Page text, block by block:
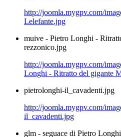
http://joomla.mygpv.com/
Lelefante.jpg
muive - Pietro Longhi -
rezzonico.jpg
http://joomla.mygpv.com/
Longhi - Ritratto del gigante
pietrolonghi-il_cavadenti.jpg
http://joomla.mygpv.com/
il_cavadenti.jpg
glm - seguace di Pietro